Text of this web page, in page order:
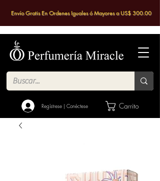
Regístrese | Conéctese Carrito
Envío Gratis En Ordenes Iguales ó Mayores a US$ 300.00